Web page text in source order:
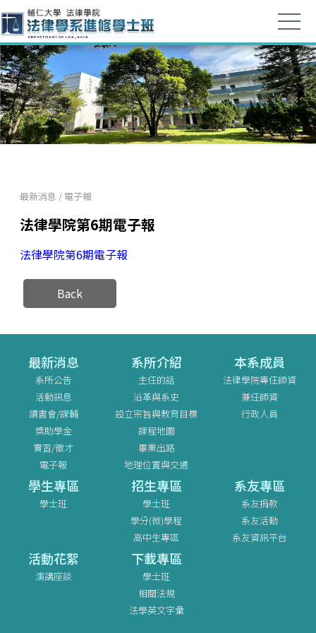
最新消息 / 電子報
法律學院第6期電子報
法律學院第6期電子報
Back
最新消息
系所公告
活動訊息
讀書會/課輔
獎助學金
實習/徵才
電子報
系所介紹
主任的話
沿革與系史
設立宗旨與教育目標
課程地圖
畢業出路
地理位置與交通
本系成員
法律學院專任師資
兼任師資
行政人員
學生專區
學士班
招生專區
學士班
學分(微)學程
高中生專區
系友專區
系友捐款
系友活動
系友資訊平台
活動花絮
演講座談
下載專區
學士班
相關法規
法學英文字彙